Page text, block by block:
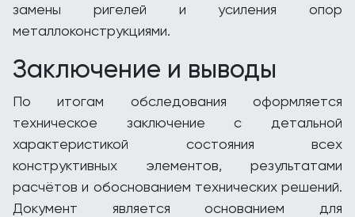
замены ригелей и усиления опор
металлоконструкциями.
Заключение и выводы
По итогам обследования оформляется
техническое заключение с детальной
характеристикой состояния всех
конструктивных элементов, результатами
расчётов и обоснованием технических решений.
Документ является основанием для